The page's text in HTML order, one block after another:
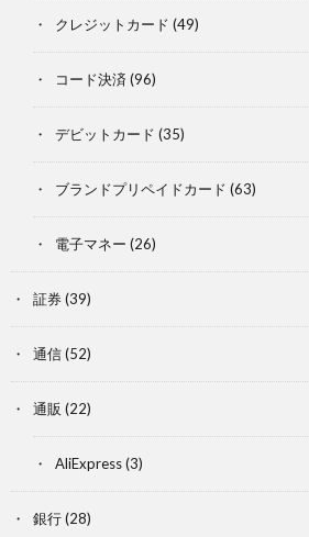
クレジットカード (49)
コード決済 (96)
デビットカード (35)
ブランドプリペイドカード (63)
電子マネー (26)
証券(39)
通信(52)
通販 (22)
AliExpress(3)
銀行(28)